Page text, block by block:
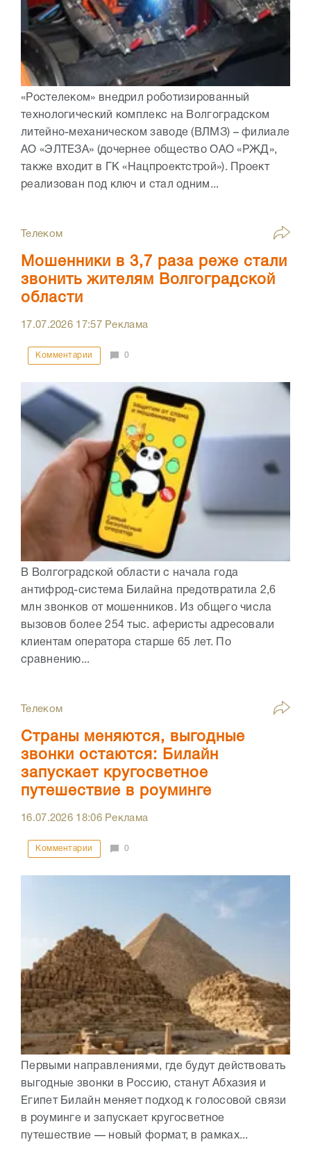
«Ростелеком» внедрил роботизированный
технологический комплекс на Волгоградском
литейно-механическом заводе (ВЛМЗ) – филиале
АО «ЭЛТЕЗА» (дочернее общество ОАО «РЖД»,
также входит в ГК «Нацпроектстрой»). Проект
реализован под ключ и стал одним...
Телеком
Мошенники в 3,7 раза реже стали
звонить жителям Волгоградской
области
17.07.2026 17:57 Реклама
Комментарии 0
В Волгоградской области с начала года
антифрод-система Билайна предотвратила 2,6
млн звонков от мошенников. Из общего числа
вызовов более 254 тыс. аферисты адресовали
клиентам оператора старше 65 лет. По
сравнению...
Телеком
Страны меняются, выгодные
звонки остаются: Билайн
запускает кругосветное
путешествие в роуминге
16.07.2026 18:06Реклама
Комментарии 0
Первыми направлениями, где будут действовать
выгодные звонки в Россию, станут Абхазия и
Египет Билайн меняет подход к голосовой связи
в роуминге и запускает кругосветное
путешествие — новый формат, в рамках...